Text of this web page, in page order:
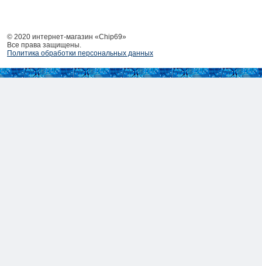
© 2020 интернет-магазин «Chip69»
Все права защищены.
Политика обработки персональных данных